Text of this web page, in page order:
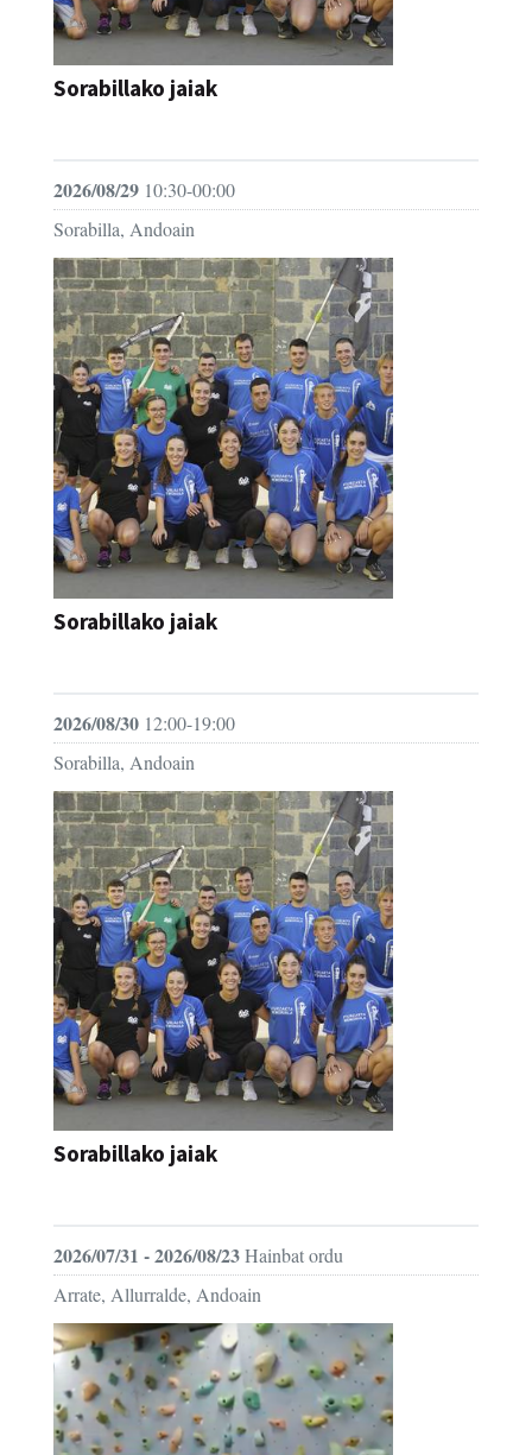
Sorabillako jaiak
2026/08/29 10:30-00:00
Sorabilla, Andoain
Sorabillako jaiak
2026/08/30 12:00-19:00
Sorabilla, Andoain
Sorabillako jaiak
2026/07/31 - 2026/08/23Hainbat ordu
Arrate, Allurralde, Andoain